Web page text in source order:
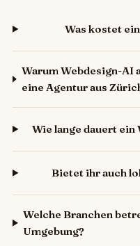
Was kostet
Warum Webdesign-AI
eine Agentur aus
Wie lange dauert
Bietet ihr auch
Welche Branchen
Umgebung?